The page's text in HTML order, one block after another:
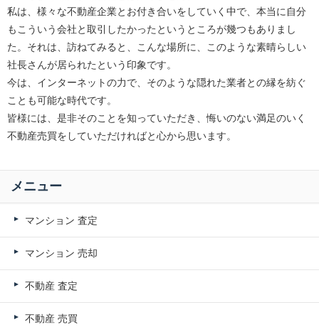
私は、様々な不動産企業とお付き合いをしていく中で、本当に自分
もこういう会社と取引したかったというところが幾つもありまし
た。それは、訪ねてみると、こんな場所に、このような素晴らしい
社長さんが居られたという印象です。
今は、インターネットの力で、そのような隠れた業者との縁を紡ぐ
ことも可能な時代です。
皆様には、是非そのことを知っていただき、悔いのない満足のいく
不動産売買をしていただければと心から思います。
メニュー
マンション 査定
マンション 売却
不動産 査定
不動産 売買